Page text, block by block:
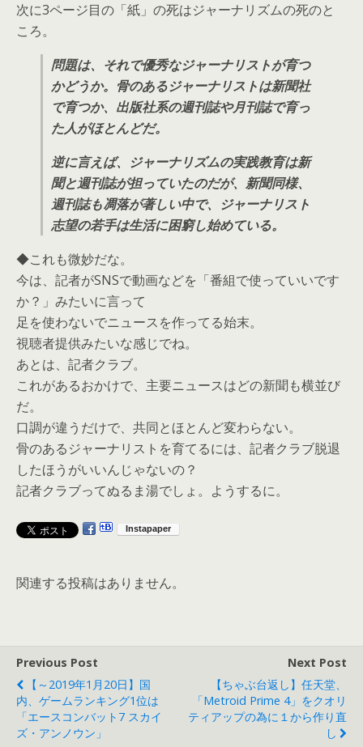
次に3ページ目の「紙」の死はジャーナリズムの死のと
ころ。
問題は、それで優秀なジャーナリストが育つ
かどうか。骨のあるジャーナリストは新聞社
で育つか、出版社系の週刊誌や月刊誌で育っ
た人がほとんどだ。
逆に言えば、ジャーナリズムの実践教育は新
聞と週刊誌が担っていたのだが、新聞同様、
週刊誌も凋落が著しい中で、ジャーナリスト
志望の若手は生活に困窮し始めている。
◆これも微妙だな。
今は、記者がSNSで動画などを「番組で使っていいです
か？」みたいに言って
足を使わないでニュースを作ってる始末。
視聴者提供みたいな感じでね。
あとは、記者クラブ。
これがあるおかけで、主要ニュースはどの新聞も横並び
だ。
口調が違うだけで、共同とほとんど変わらない。
骨のあるジャーナリストを育てるには、記者クラブ脱退
したほうがいいんじゃないの？
記者クラブってぬるま湯でしょ。ようするに。
関連する投稿はありません。
Previous Post
【～2019年1月20日】国
内、ゲームランキング1位は
「エースコンバット7 スカイ
ズ・アンノウン」
Next Post
【ちゃぶ台返し】任天堂、
「Metroid Prime 4」をクオリ
ティアップの為に１から作り直
し